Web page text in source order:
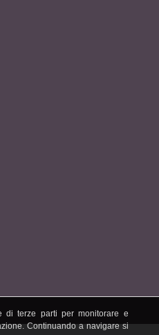
di terze parti per monitorare e
Continuando a navigare si